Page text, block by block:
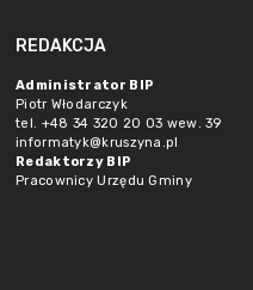
REDAKCJA
Administrator BIP
Piotr Włodarczyk
tel. +48 34 320 20 03 wew. 39
informatyk@kruszyna.pl
Redaktorzy BIP
Pracownicy Urzędu Gminy